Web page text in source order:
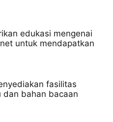
edukasi mengenai
untuk mendapatkan
fasilitas
bahan bacaan